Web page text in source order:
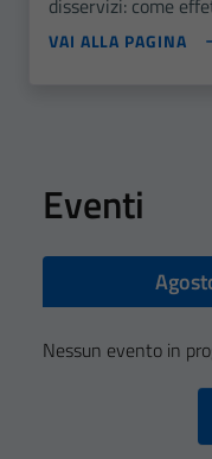
VAI ALLA PAGINA
Eventi
Nessun evento in